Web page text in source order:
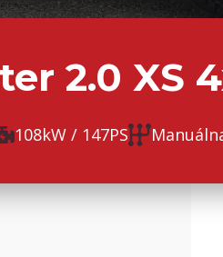
2.0 XS
108kW / 147PS